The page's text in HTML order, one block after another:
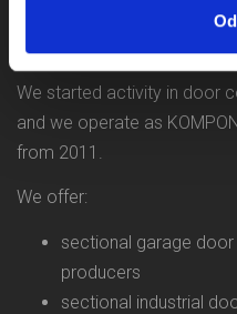
We started activity in door
and we operate as
from 2011.
We offer:
sectional garage
producers
sectional industrial